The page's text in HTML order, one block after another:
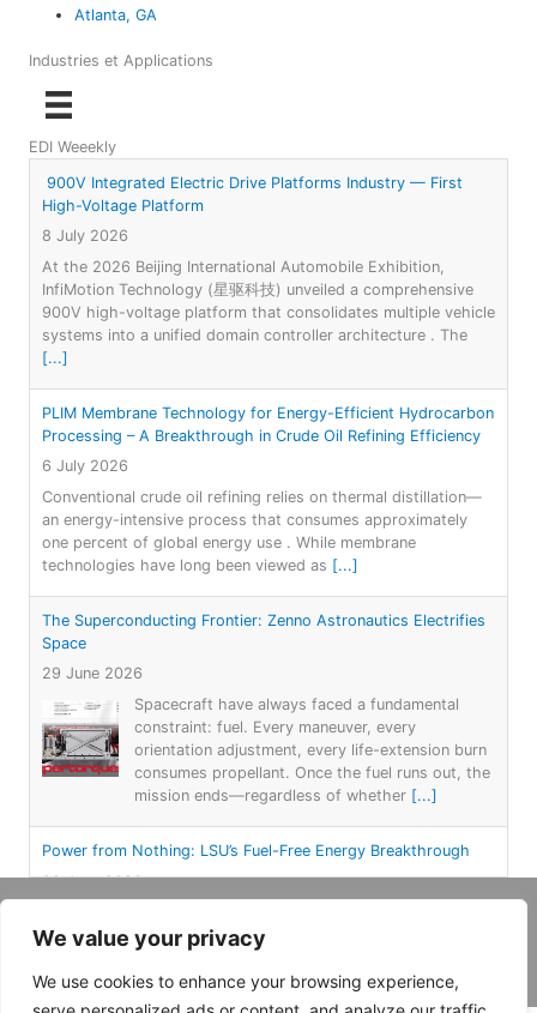
We value your privacy
We use cookies to enhance your browsing experience,
Atlanta, GA
Industries et Applications
EDI Weeekly
900V Integrated Electric Drive Platforms Industry — First
High-Voltage Platform
8 July 2026
At the 2026 Beijing International Automobile Exhibition,
InfiMotion Technology (星驱科技) unveiled a comprehensive
900V high-voltage platform that consolidates multiple vehicle
systems into a unified domain controller architecture . The
[...]
PLIM Membrane Technology for Energy-Efficient Hydrocarbon
Processing – A Breakthrough in Crude Oil Refining Efficiency
6 July 2026
Conventional crude oil refining relies on thermal distillation—
an energy-intensive process that consumes approximately
one percent of global energy use . While membrane
technologies have long been viewed as [...]
The Superconducting Frontier: Zenno Astronautics Electrifies
Space
29 June 2026
Spacecraft have always faced a fundamental
constraint: fuel. Every maneuver, every
orientation adjustment, every life-extension burn
consumes propellant. Once the fuel runs out, the
mission ends—regardless of whether [...]
Power from Nothing: LSU’s Fuel-Free Energy Breakthrough
28 June 2026
has followed a simple formula: burn something—
wind, water, or sun—to spin a turbine. Each
approach
Persona Corp